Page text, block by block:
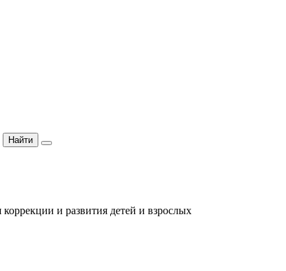
Найти
и развития детей и взрослых